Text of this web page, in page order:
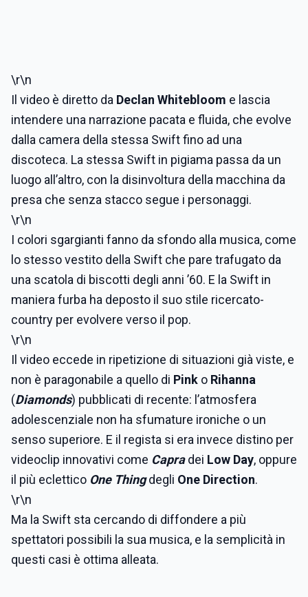
\r\n
Il video è diretto da Declan Whitebloom e lascia
intendere una narrazione pacata e fluida, che evolve
dalla camera della stessa Swift fino ad una
discoteca. La stessa Swift in pigiama passa da un
luogo all’altro, con la disinvoltura della macchina da
presa che senza stacco segue i personaggi.
\r\n
I colori sgargianti fanno da sfondo alla musica, come
lo stesso vestito della Swift che pare trafugato da
una scatola di biscotti degli anni ’60. E la Swift in
maniera furba ha deposto il suo stile ricercato-
country per evolvere verso il pop.
\r\n
Il video eccede in ripetizione di situazioni già viste, e
non è paragonabile a quello di Pink o Rihanna
(Diamonds) pubblicati di recente: l’atmosfera
adolescenziale non ha sfumature ironiche o un
senso superiore. E il regista si era invece distino per
videoclip innovativi come Capradei Low Day, oppure
il più eclettico One Thingdegli One Direction.
\r\n
Ma la Swift sta cercando di diffondere a più
spettatori possibili la sua musica, e la semplicità in
questi casi è ottima alleata.